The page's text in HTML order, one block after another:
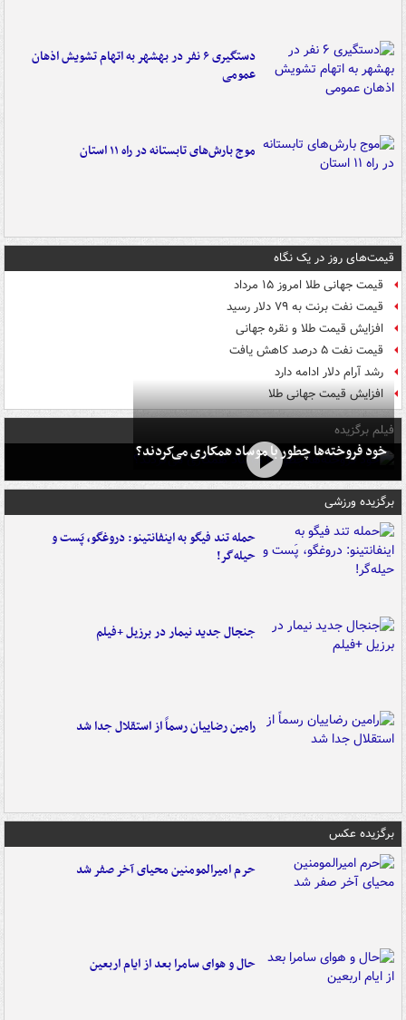
دستگیری ۶ نفر در بهشهر به اتهام تشویش اذهان
عمومی
موج بارش‌های تابستانه در راه ۱۱ استان
قیمت‌های روز در یک نگاه
قیمت جهانی طلا امروز ۱۵ مرداد
قیمت نفت برنت به ۷۹ دلار رسید
افزایش قیمت طلا و نقره جهانی
قیمت نفت ۵ درصد کاهش یافت
رشد آرام دلار ادامه دارد
افزایش قیمت جهانی طلا
فیلم برگزیده
خود فروخته‌ها چطور با موساد همکاری می‌کردند؟
برگزیده ورزشی
حمله تند فیگو به اینفانتینو: دروغگو، پَست‌ و
حیله‌گر!
جنجال جدید نیمار در برزیل +فیلم
رامین رضاییان رسماً از استقلال جدا شد
برگزیده عکس
حرم امیرالمومنین محیای آخر صفر شد
حال و هوای سامرا بعد از ایام اربعین